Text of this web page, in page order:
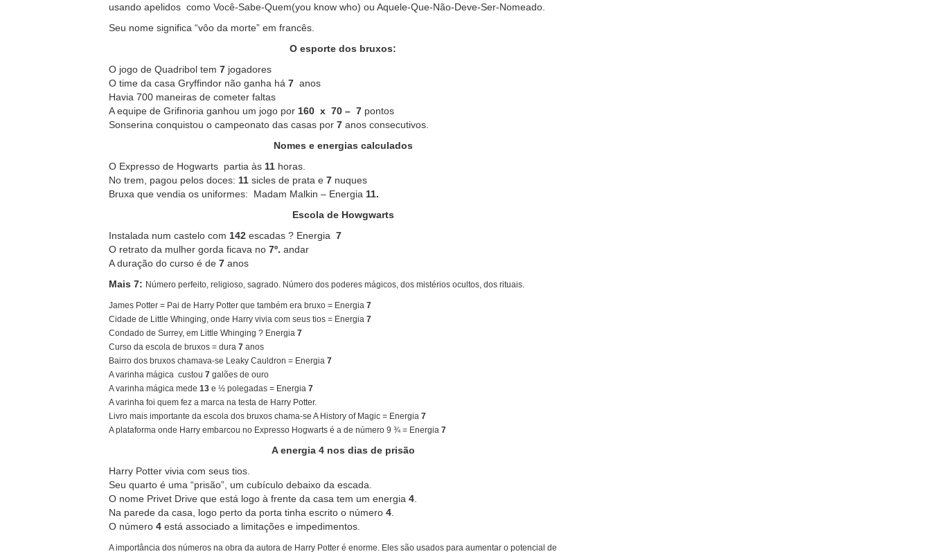
usando apelidos como Você-Sabe-Quem(you know who) ou Aquele-Que-Não-Deve-Ser-Nomeado.
Seu nome significa “vôo da morte” em francês.
O esporte dos bruxos:
O jogo de Quadribol tem 7 jogadores
O time da casa Gryffindor não ganha há 7 anos
Havia 700 maneiras de cometer faltas
A equipe de Grifinoria ganhou um jogo por 160 x 70 – 7 pontos
Sonserina conquistou o campeonato das casas por 7 anos consecutivos.
Nomes e energias calculados
O Expresso de Hogwarts partia às 11 horas.
No trem, pagou pelos doces: 11 sicles de prata e 7 nuques
Bruxa que vendia os uniformes: Madam Malkin – Energia 11.
Escola de Howgwarts
Instalada num castelo com 142 escadas ? Energia 7
O retrato da mulher gorda ficava no 7º. andar
A duração do curso é de 7 anos
Mais 7: Número perfeito, religioso, sagrado. Número dos poderes mágicos, dos mistérios ocultos, dos rituais.
James Potter = Pai de Harry Potter que também era bruxo = Energia 7
Cidade de Little Whinging, onde Harry vivia com seus tios = Energia 7
Condado de Surrey, em Little Whinging ? Energia 7
Curso da escola de bruxos = dura 7 anos
Bairro dos bruxos chamava-se Leaky Cauldron = Energia 7
A varinha mágica custou 7 galões de ouro
A varinha mágica mede 13 e ½ polegadas = Energia 7
A varinha foi quem fez a marca na testa de Harry Potter.
Livro mais importante da escola dos bruxos chama-se A History of Magic = Energia 7
A plataforma onde Harry embarcou no Expresso Hogwarts é a de número 9 ¾ = Energia 7
A energia 4 nos dias de prisão
Harry Potter vivia com seus tios.
Seu quarto é uma “prisão”, um cubículo debaixo da escada.
O nome Privet Drive que está logo à frente da casa tem um energia 4
Na parede da casa, logo perto da porta tinha escrito o número 4
O número 4 está associado a limitações e impedimentos.
A importância dos números na obra da autora de Harry Potter é enorme. Eles são usados para aumentar o potencial de